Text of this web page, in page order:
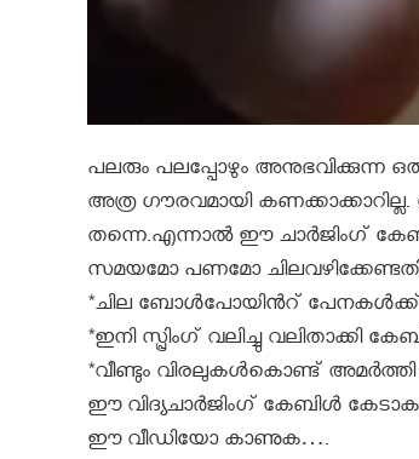
പലരും പലപ്പോഴും അനുഭവിക്കുന്ന
അത്ര ഗൗരവമായി
തന്നെ.എന്നാൽ ഈ ചാർജിംഗ്
സമയമോ പണമോ
*ചില ബോൾപോയിൻറ് പേനകൾക്ക്
*ഇനി സ്പ്രിംഗ് വലിച്ചു വലിതാക്കി
*വീണ്ടും വിരലുകള്‍കൊണ്ട് അമര്‍ത്തി
ഈ വിദ്യചാർജിംഗ് കേബിൾ
ഈ വീഡിയോ കാണുക….